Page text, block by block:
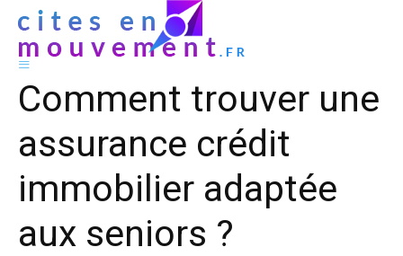
Comment trouver une
assurance crédit
immobilier adaptée
aux seniors ?